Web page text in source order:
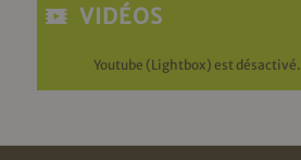
VIDÉOS
Youtube (Lightbox) est désactivé.